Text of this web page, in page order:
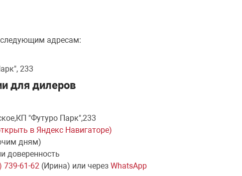
следующим адресам:
233
для дилеров
"Футуро Парк",233
в Яндекс Навигаторе)
дням)
доверенность
739-61-62 (Ирина) или черезWhatsApp